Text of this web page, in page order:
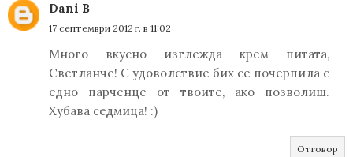
Dani B
17 септември 2012 г. в 11:02
Много вкусно изглежда крем питата,
Светланче! С удоволствие бих се почерпила с
едно парченце от твоите, ако позволиш.
Хубава седмица! :)
Отговор